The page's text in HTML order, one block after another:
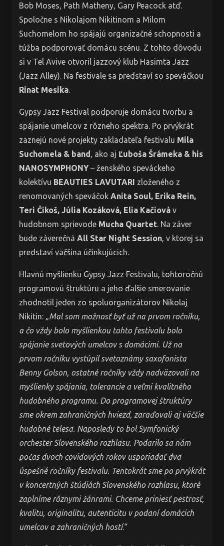
Bob Moses, Path Matheny, Gary Peacock atď.
Spoločne s Nikolajom Nikitinom a Milom
Suchomelom ho spájajú organizačné schopnosti a
túžba podporovať domácu scénu. Z tohto dôvodu
si v Tel Avive otvoril jazzový klub Hasimta Jazz
(Jazz Alley). Na festivale sa predstaví so speváčkou
Rinat Mesika.
Gypsy Jazz Festival podporuje domácu tvorbu a
spájanie umelcov z rôzneho spektra. Po prvýkrát
zaznejú nové projekty zakladateľa festivalu Mila
Suchomela & band, ako aj Ľuboša Šrámeka & his
NANOSYMPHONY– ženského speváckeho
kolektívu BEAUTIES LAVUTARI zloženého z
renomovaných speváčok Anita Soul, Erika Rein,
Teri Čikoš, Júlia Kozáková, Elia Kačiová v
hudobnom sprievode Mucha Quartet. Na záver
bude záverečná All Star Night Session, v ktorej sa
predstaví väčšina účinkujúcich.
Hlavnú myšlienku Gypsy Jazz Festivalu, tohtoročnú
programovú štruktúru a jeho ďalšie smerovanie
zhodnotil jeden zo spoluorganizátorov Nikolaj
Nikitin: „Mal som možnosť byť už na prvom ročníku,
a čo vždy bolo myšlienkou tohto festivalu bolo
spájanie svetových umelcov s domácimi. Už na
prvom ročníku vystúpil svetoznámy saxofonista
Benny Golson, ostatné ročníky vždy nadväzovali na
myšlienky spájania, tolerancie a veľmi kvalitného
hudobného programu. Do programovej štruktúry
sme okrem zahraničných hviezd, zaraďovali aj väčšie
hudobné telesa. Naposledy to bol Symfonický
orchester Slovenského rozhlasu. Podarilo sa nám
počas dvoch covidových rokov usporiadať dva
úspešné ročníky festivalu. Tentokrát sme po prvýkrát
v koncertných štúdiách Slovenského rozhlasu, ktoré
zaplníme rôznymi žánrami. Chceme priniesť pestrosť,
kvalitu, originalitu, autenticitu v podaní domácich
umelcov a zahraničných hostí.“